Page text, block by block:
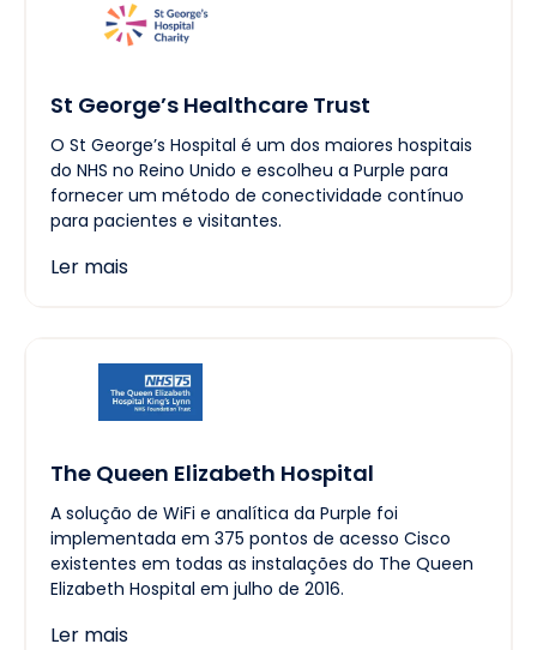
St George’s Healthcare Trust
O St George’s Hospital é um dos maiores hospitais
do NHS no Reino Unido e escolheu a Purple para
fornecer um método de conectividade contínuo
para pacientes e visitantes.
Ler mais
The Queen Elizabeth Hospital
A solução de WiFi e analítica da Purple foi
implementada em 375 pontos de acesso Cisco
existentes em todas as instalações do The Queen
Elizabeth Hospital em julho de 2016.
Ler mais